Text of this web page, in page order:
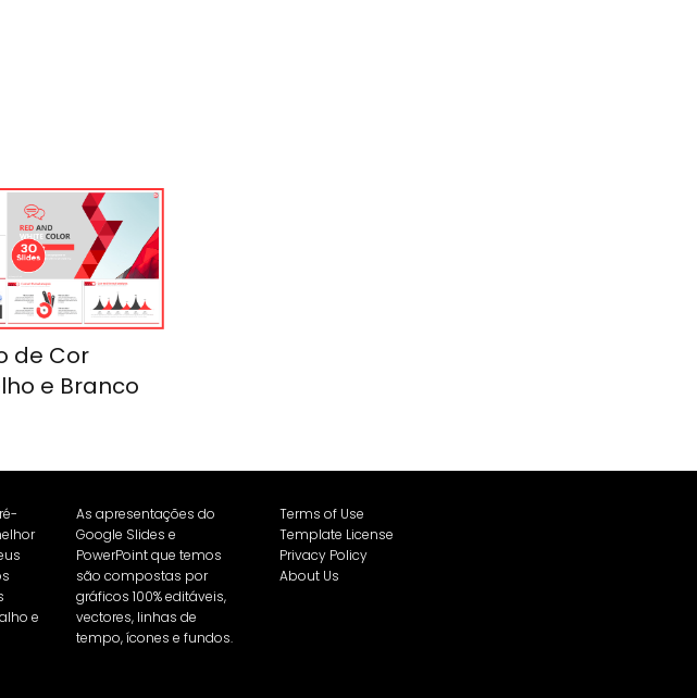
de Cor
e Branco
e
As apresentações do
Google Slides e
PowerPoint que temos
são compostas por
gráficos 100% editáveis,
vectores, linhas de
tempo, ícones e fundos.
Terms of Use
Template License
Privacy Policy
About Us